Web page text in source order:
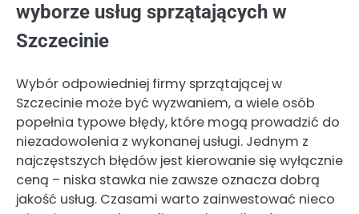
wyborze usług sprzątających w
Szczecinie
Wybór odpowiedniej firmy sprzątającej w
Szczecinie może być wyzwaniem, a wiele osób
popełnia typowe błędy, które mogą prowadzić do
niezadowolenia z wykonanej usługi. Jednym z
najczęstszych błędów jest kierowanie się wyłącznie
ceną – niska stawka nie zawsze oznacza dobrą
jakość usług. Czasami warto zainwestować nieco